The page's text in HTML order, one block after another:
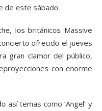
de este sábado.
los británicos Massive
ofrecido el jueves
gran clamor del público,
con enorme
temas como ‘Angel’ y